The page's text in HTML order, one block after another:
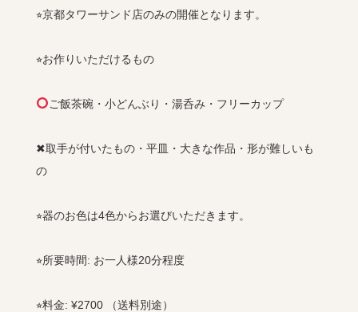
⭐︎京都タワーサンド店のみの開催となります。
⭐︎お作りいただけるもの
ご飯茶碗・小どんぶり・湯呑み・フリーカップ
✖︎取手が付いたもの・平皿・大きな作品・形が難しいも
の
⭐︎器のお色は4色からお選びいただきます。
⭐︎所要時間: お一人様20分程度
⭐︎料金: ¥2700 （送料別途）